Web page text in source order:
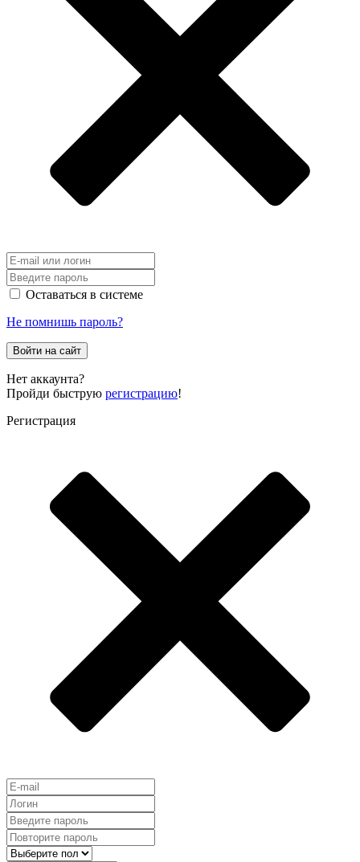
Оставаться в системе
Не помнишь пароль?
Войти на сайт
Нет аккаунта?
Пройди быструю регистрацию!
Регистрация